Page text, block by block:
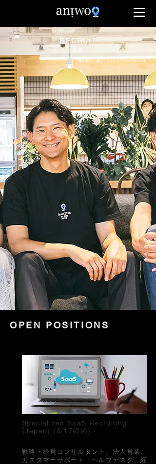
RECRUIT
採用
撮影場所： 城山トラストタワー21F Wework
OPEN POSITIONS
Specialized SaaS Recruiting
(Japan) (8/17締め)
戦略・経営コンサルタント、法人営業、
カスタマーサポート・ヘルプデスク、経